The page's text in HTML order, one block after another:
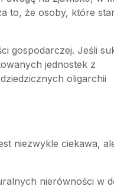
to, że osoby, które
gospodarczej. Jeśli
jednostek z
oligarchii
niezwykle ciekawa,
nierówności w